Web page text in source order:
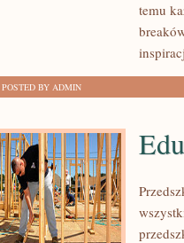
temu
POSTED BY ADMIN